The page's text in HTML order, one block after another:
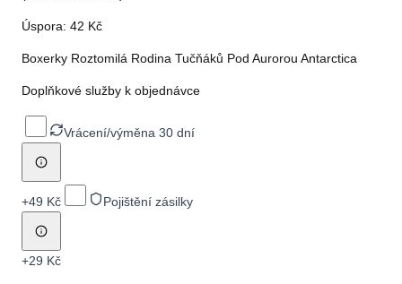
Úspora: 42 Kč
Boxerky Roztomilá Rodina Tučňáků Pod Aurorou Antarctica
Doplňkové služby k objednávce
Vrácení/výměna 30 dní
+49 Kč Pojištění zásilky
+29 Kč